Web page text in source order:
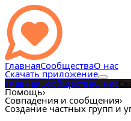
ГлавнаяСообществаО нас
Скачать приложение
ГлавнаяСообществаО нас
Помощь›
Совпадения и сообщения›
Создание частных групп и